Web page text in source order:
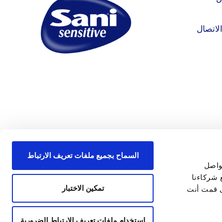
شركاءنا
قمت أنت
السماح بجميع ملفات تعريف الارتباط
تمكين الاختبار
استخدام ملفات تعريف الارتباط الضرورية